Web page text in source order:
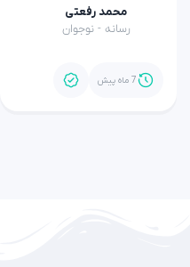
محمد رفعتی
رسانه - نوجوان
7 ماه پیش